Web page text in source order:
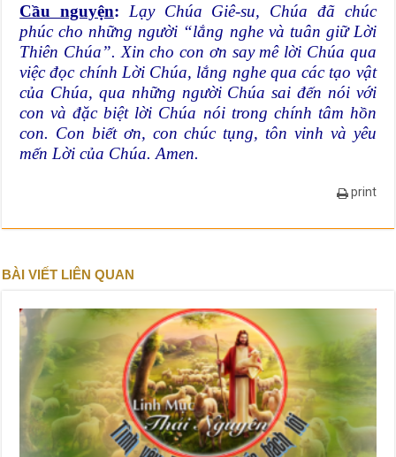
Cầu nguyện: Lạy Chúa Giê-su, Chúa đã chúc
phúc cho những người “lắng nghe và tuân giữ Lời
Thiên Chúa”. Xin cho con ơn say mê lời Chúa qua
việc đọc chính Lời Chúa, lắng nghe qua các tạo vật
của Chúa, qua những người Chúa sai đến nói với
con và đặc biệt lời Chúa nói trong chính tâm hồn
con. Con biết ơn, con chúc tụng, tôn vinh và yêu
mến Lời của Chúa. Amen.
print
BÀI VIẾT LIÊN QUAN